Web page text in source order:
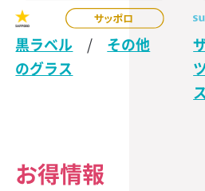
黒ラベル /
その他
のグラス
お得情報